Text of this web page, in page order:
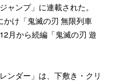
ャンプ」に連載された。
け「鬼滅の刃 無限列車
月から続編「鬼滅の刃 遊
ンダー」は、下敷き・クリ